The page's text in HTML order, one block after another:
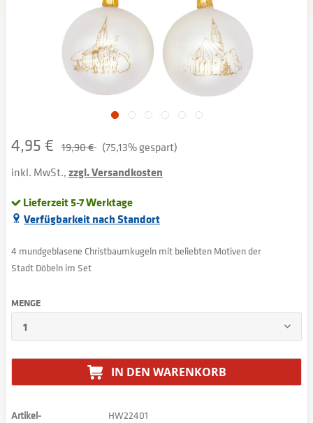
4,95 € 19,90 € (75,13% gespart)
inkl. MwSt.,zzgl. Versandkosten
Lieferzeit 5-7 Werktage
Verfügbarkeit nach Standort
4 mundgeblasene Christbaumkugeln mit beliebten Motiven der
Stadt Döbeln im Set
MENGE
IN DEN WARENKORB
Artikel-
HW22401